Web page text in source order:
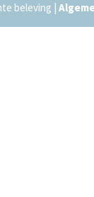
beleving |